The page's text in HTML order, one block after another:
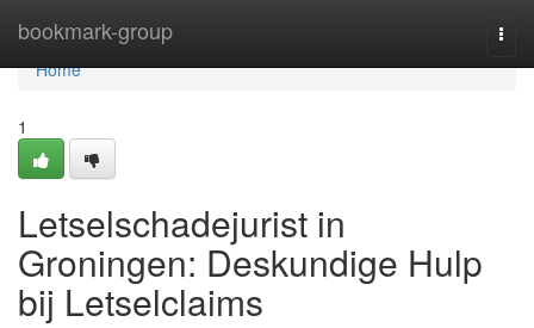
bookmark-group
Home
Home
1
Letselschadejurist in
Groningen: Deskundige Hulp
bij Letselclaims